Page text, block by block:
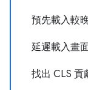
預先載入較
延遲載入畫
找出 CLS 貢